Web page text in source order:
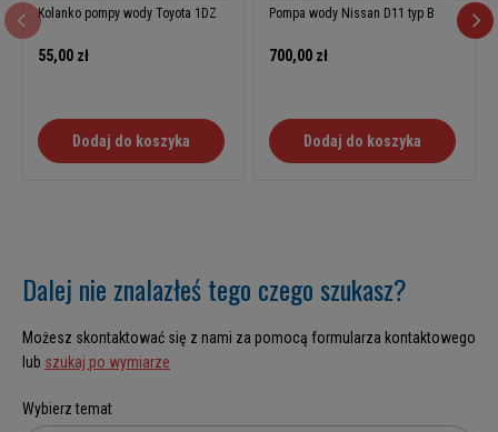
Kolanko pompy wody Toyota 1DZ
55,00 zł
Dodaj do koszyka
Pompa wody Nissan D11 typ B
700,00 zł
Dodaj do koszyka
Dalej nie znalazłeś tego czego szukasz?
Możesz skontaktować się z nami za pomocą formularza kontaktowego
lub szukaj po wymiarze